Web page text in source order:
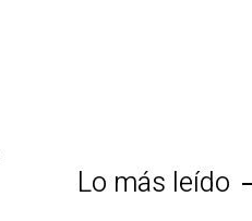
Lo más leído